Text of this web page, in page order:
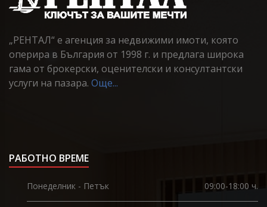
„РЕНТАЛ“ е агенция за недвижими имоти, която
оперира в България от 1998 г. и предлага широка
гама от брокерски, оценителски и консултантски
услуги на пазара. Още...
РАБОТНО ВРЕМЕ
Понеделник - Петък 09:00-18:00 ч.